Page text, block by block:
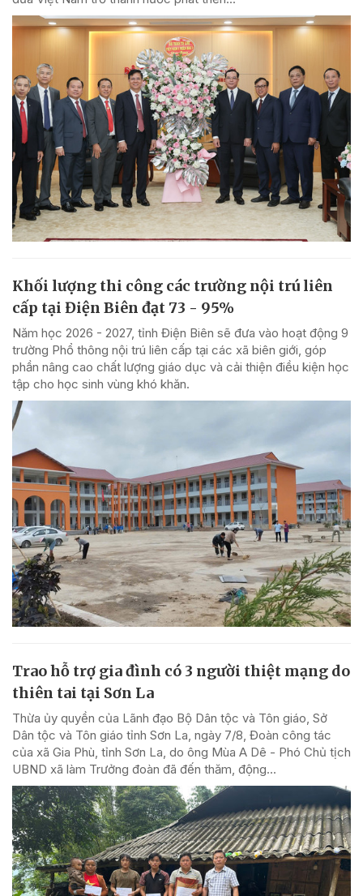
Khối lượng thi công các trường nội trú liên
cấp tại Điện Biên đạt 73 - 95%
Năm học 2026 - 2027, tỉnh Điện Biên sẽ đưa vào hoạt động 9
trường Phổ thông nội trú liên cấp tại các xã biên giới, góp
phần nâng cao chất lượng giáo dục và cải thiện điều kiện học
tập cho học sinh vùng khó khăn.
Trao hỗ trợ gia đình có 3 người thiệt mạng do
thiên tai tại Sơn La
Thừa ủy quyền của Lãnh đạo Bộ Dân tộc và Tôn giáo, Sở
Dân tộc và Tôn giáo tỉnh Sơn La, ngày 7/8, Đoàn công tác
của xã Gia Phù, tỉnh Sơn La, do ông Mùa A Dê - Phó Chủ tịch
UBND xã làm Trưởng đoàn đã đến thăm, động...